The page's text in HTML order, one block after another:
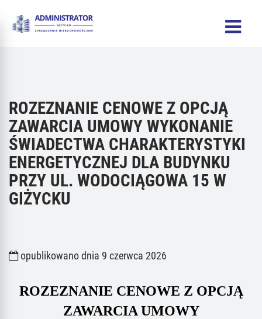
ROZEZNANIE CENOWE Z OPCJĄ
ZAWARCIA UMOWY WYKONANIE
ŚWIADECTWA CHARAKTERYSTYKI
ENERGETYCZNEJ DLA BUDYNKU
PRZY UL. WODOCIĄGOWA 15 W
GIŻYCKU
opublikowano dnia 9 czerwca 2026
ROZEZNANIE CENOWE Z OPCJĄ
ZAWARCIA UMOWY